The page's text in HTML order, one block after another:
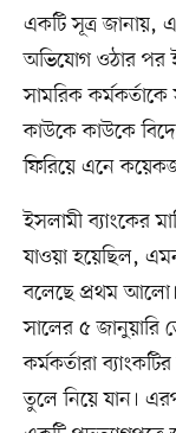
একটি সূত্র জানায়,
অভিযোগ ওঠার পর
সামরিক
কাউকে কাউকে
ফিরিয়ে এনে
ইসলামী ব্যাংকের
যাওয়া হয়েছিল,
বলেছে প্রথম
সালের ৫ জানুয়ারি
কর্মকর্তারা
তুলে নিয়ে যান।